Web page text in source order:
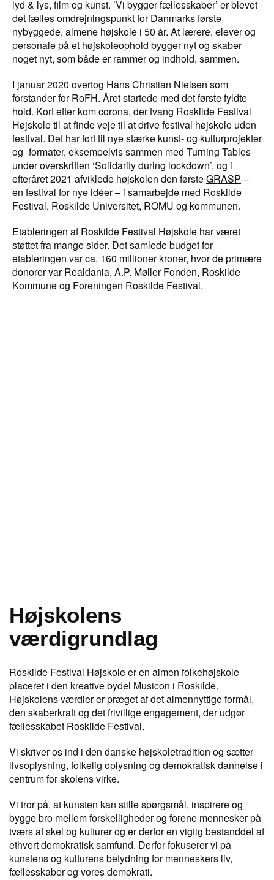
lyd & lys, film og kunst. ’Vi bygger fællesskaber’ er blevet
det fælles omdrejningspunkt for Danmarks første
nybyggede, almene højskole i 50 år. At lærere, elever og
personale på et højskoleophold bygger nyt og skaber
noget nyt, som både er rammer og indhold, sammen.
I januar 2020 overtog Hans Christian Nielsen som
forstander for RoFH. Året startede med det første fyldte
hold. Kort efter kom corona, der tvang Roskilde Festival
Højskole til at finde veje til at drive festival højskole uden
festival. Det har ført til nye stærke kunst- og kulturprojekter
og -formater, eksempelvis sammen med Turning Tables
under overskriften ‘Solidarity during lockdown’, og i
efteråret 2021 afviklede højskolen den førsteGRASP –
en festival for nye idéer – i samarbejde med Roskilde
Festival, Roskilde Universitet, ROMU og kommunen.
Etableringen af Roskilde Festival Højskole har været
støttet fra mange sider. Det samlede budget for
etableringen var ca. 160 millioner kroner, hvor de primære
donorer var Realdania, A.P. Møller Fonden, Roskilde
Kommune og Foreningen Roskilde Festival.
Højskolens
værdigrundlag
Roskilde Festival Højskole er en almen folkehøjskole
placeret i den kreative bydel Musicon i Roskilde.
Højskolens værdier er præget af det almennyttige formål,
den skaberkraft og det frivillige engagement, der udgør
fællesskabet Roskilde Festival.
Vi skriver os ind i den danske højskoletradition og sætter
livsoplysning, folkelig oplysning og demokratisk dannelse i
centrum for skolens virke.
Vi tror på, at kunsten kan stille spørgsmål, inspirere og
bygge bro mellem forskelligheder og forene mennesker på
tværs af skel og kulturer og er derfor en vigtig bestanddel af
ethvert demokratisk samfund. Derfor fokuserer vi på
kunstens og kulturens betydning for menneskers liv,
fællesskaber og vores demokrati.